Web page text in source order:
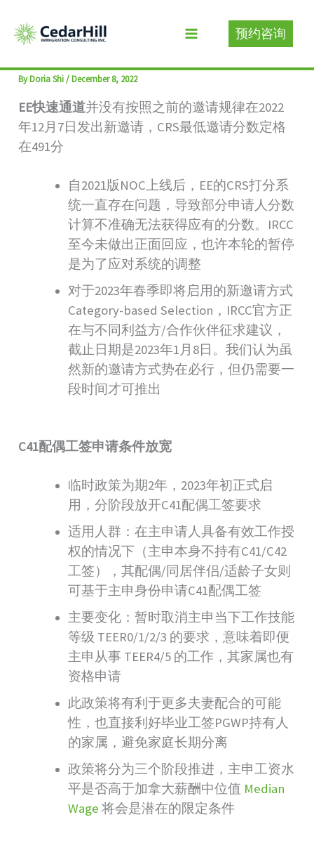
content
预约咨询
本周移民资讯
ByDoria Shi/December 8, 2022
EE快速通道并没有按照之前的邀请规律在2022
年12月7日发出新邀请，CRS最低邀请分数定格
在491分
自2021版NOC上线后，EE的CRS打分系
统一直存在问题，导致部分申请人分数
计算不准确无法获得应有的分数。IRCC
至今未做出正面回应，也许本轮的暂停
是为了应对系统的调整
对于2023年春季即将启用的新邀请方式
Category-based Selection，IRCC官方正
在与不同利益方/合作伙伴征求建议，
截止日期是2023年1月8日。我们认为虽
然新的邀请方式势在必行，但仍需要一
段时间才可推出
C41配偶工签申请条件放宽
临时政策为期2年，2023年初正式启
用，分阶段放开C41配偶工签要求
适用人群：在主申请人具备有效工作授
权的情况下（主申本身不持有C41/C42
工签），其配偶/同居伴侣/适龄子女则
可基于主申身份申请C41配偶工签
主要变化：暂时取消主申当下工作技能
等级 TEER0/1/2/3 的要求，意味着即便
主申从事 TEER4/5 的工作，其家属也有
资格申请
此政策将有利于更多夫妻配合的可能
性，也直接利好毕业工签PGWP持有人
的家属，避免家庭长期分离
政策将分为三个阶段推进，主申工资水
平是否高于加拿大薪酬中位值 Median
Wage 将会是潜在的限定条件